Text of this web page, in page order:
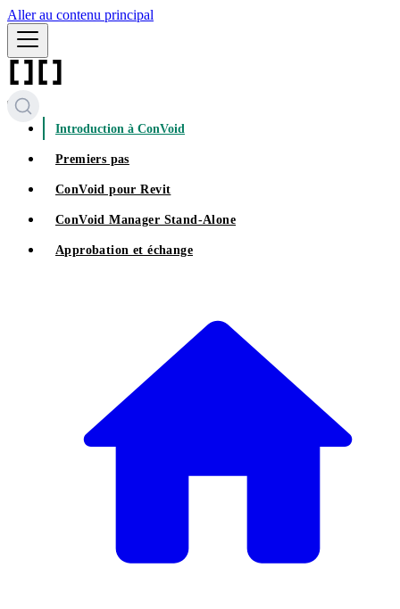
Aller au contenu principal
Introduction à ConVoid
Premiers pas
ConVoid pour Revit
ConVoid Manager Stand-Alone
Approbation et échange